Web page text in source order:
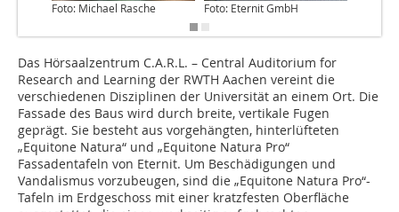
Foto: Michael Rasche Foto: Eternit GmbH
Das Hörsaalzentrum C.A.R.L. – Central Auditorium for
Research and Learning der RWTH Aachen vereint die
verschiedenen Disziplinen der Universität an einem Ort. Die
Fassade des Baus wird durch breite, vertikale Fugen
geprägt. Sie besteht aus vorgehängten, hinterlüfteten
„Equitone Natura“ und „Equitone Natura Pro“
Fassadentafeln von Eternit. Um Beschädigungen und
Vandalismus vorzubeugen, sind die „Equitone Natura Pro“-
Tafeln im Erdgeschoss mit einer kratzfesten Oberfläche